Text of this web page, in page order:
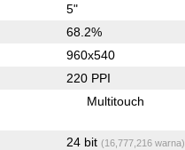
5"
68.2%
960x540
220 PPI
Multitouch
24 bit (16,777,216 warna)